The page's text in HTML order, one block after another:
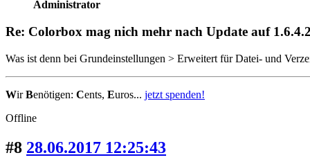
Administrator
Re: Colorbox mag nich mehr nach Update auf
Was ist denn bei Grundeinstellungen > Erweitert für Datei- und
WirBenötigen: Cents, Euros... jetzt spenden!
Offline
#8 28.06.2017 12:25:43